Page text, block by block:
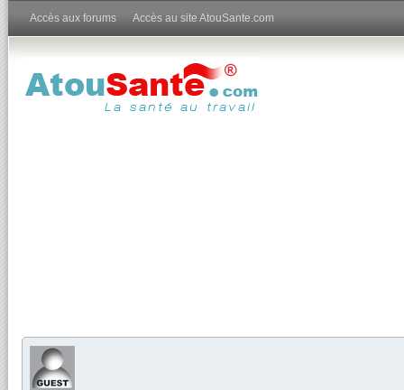
Accès aux forums Accès au site AtouSante.com